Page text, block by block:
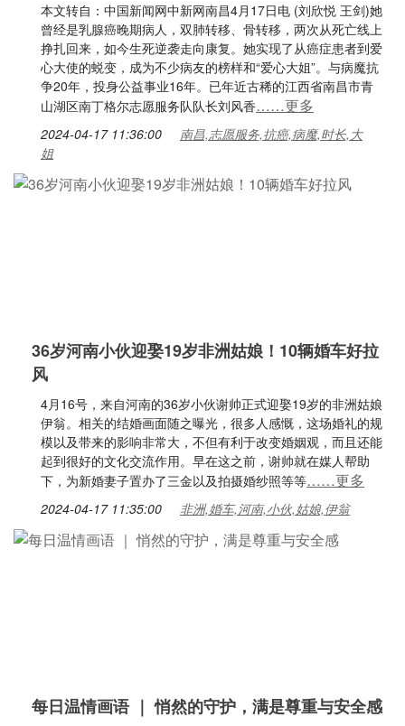
本文转自：中国新闻网中新网南昌4月17日电 (刘欣悦 王剑)她
曾经是乳腺癌晚期病人，双肺转移、骨转移，两次从死亡线上
挣扎回来，如今生死逆袭走向康复。她实现了从癌症患者到爱
心大使的蜕变，成为不少病友的榜样和“爱心大姐”。与病魔抗
争20年，投身公益事业16年。已年近古稀的江西省南昌市青
山湖区南丁格尔志愿服务队队长刘风香……更多
2024-04-17 11:36:00
南昌,志愿服务,抗癌,病魔,时长,大
姐
36岁河南小伙迎娶19岁非洲姑娘！10辆婚车好拉
风
4月16号，来自河南的36岁小伙谢帅正式迎娶19岁的非洲姑娘
伊翁。相关的结婚画面随之曝光，很多人感慨，这场婚礼的规
模以及带来的影响非常大，不但有利于改变婚姻观，而且还能
起到很好的文化交流作用。早在这之前，谢帅就在媒人帮助
下，为新婚妻子置办了三金以及拍摄婚纱照等等……更多
2024-04-17 11:35:00 非洲,婚车,河南,小伙,姑娘,伊翁
每日温情画语 ｜ 悄然的守护，满是尊重与安全感